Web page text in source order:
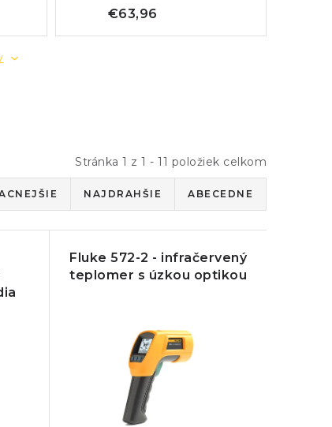
označením meranej
plochy
€63,96
Stránka 1 z 1 - 11 položiek celkom
NAJDRAHŠIE ABECEDNE
Fluke 572-2 - infračervený
teplomer s úzkou optikou